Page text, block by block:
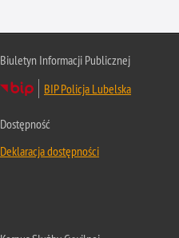
Biuletyn Informacji Publicznej
BIP Policja Lubelska
Dostępność
Deklaracja dostępności